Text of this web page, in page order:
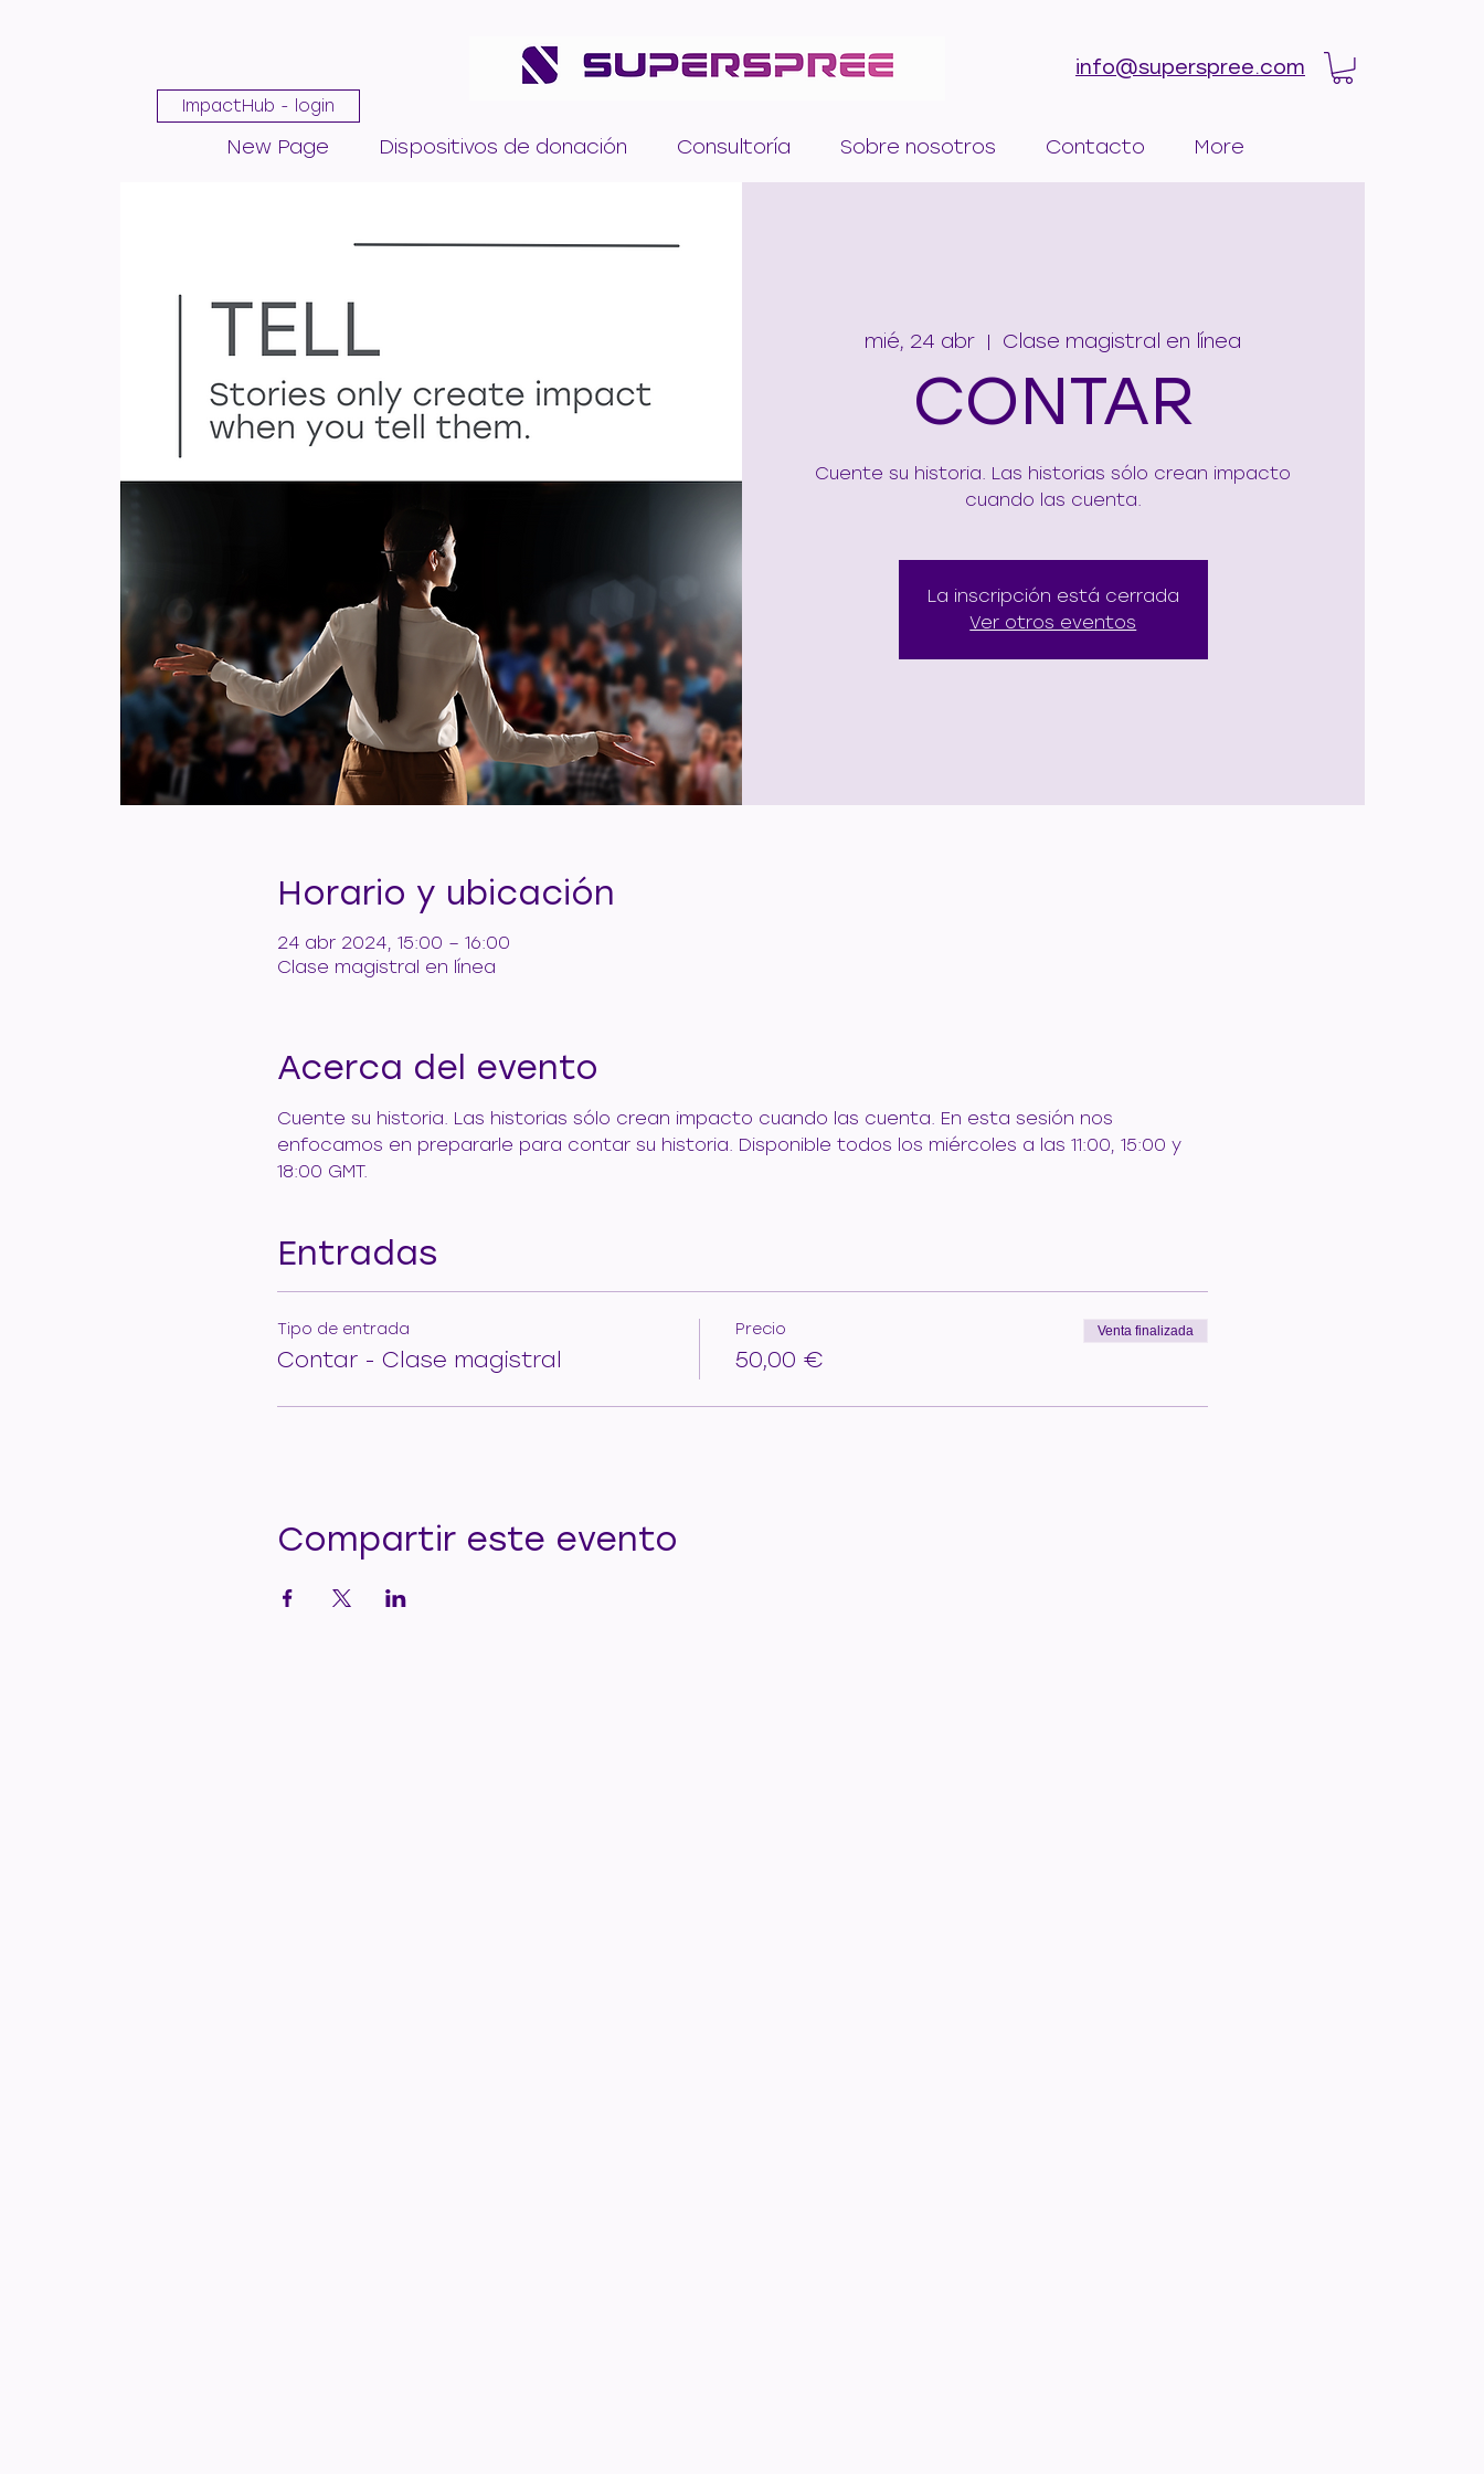
ImpactHub - login
info@superspree.com
New Page Dispositivos de donación Consultoría Sobre nosotros Contacto More
mié, 24 abr
  |
Clase magistral en línea
CONTAR
Cuente su historia. Las historias sólo crean impacto
cuando las cuenta.
La inscripción está cerrada
Ver otros eventos
Horario y ubicación
24 abr 2024, 15:00 – 16:00
Clase magistral en línea
Acerca del evento
Cuente su historia. Las historias sólo crean impacto cuando las cuenta. En esta sesión nos
enfocamos en prepararle para contar su historia. Disponible todos los miércoles a las 11:00, 15:00 y
18:00 GMT.
Entradas
Tipo de entrada
Contar - Clase magistral
Precio
50,00 €
Venta finalizada
Compartir este evento